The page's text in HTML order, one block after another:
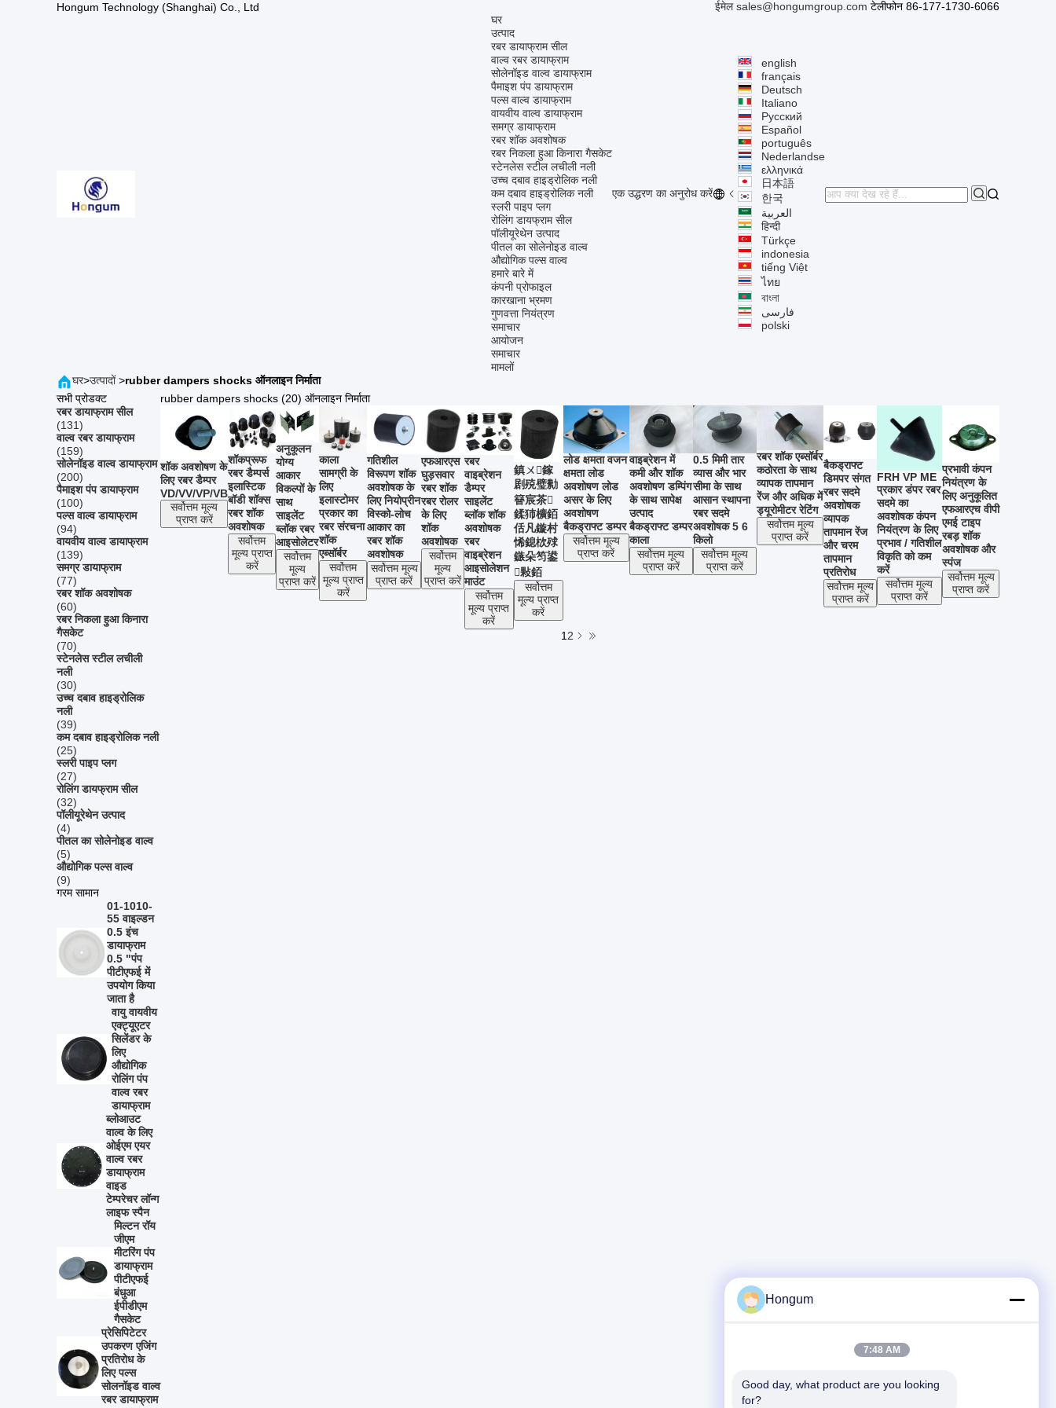
Hongum Technology (Shanghai) Co., Ltd ईमेल sales@hongumgroup.com टेलीफोन 86-177-1730-6066
घर
उत्पाद
रबर डायाफ्राम सील
वाल्व रबर डायाफ्राम
सोलेनॉइड वाल्व डायाफ्राम
पैमाइश पंप डायाफ्राम
पल्स वाल्व डायाफ्राम
वायवीय वाल्व डायाफ्राम
समग्र डायाफ्राम
रबर शॉक अवशोषक
रबर निकला हुआ किनारा गैसकेट
स्टेनलेस स्टील लचीली नली
उच्च दबाव हाइड्रोलिक नली
कम दबाव हाइड्रोलिक नली
स्लरी पाइप प्लग
रोलिंग डायफ्राम सील
पॉलीयूरेथेन उत्पाद
पीतल का सोलेनोइड वाल्व
औद्योगिक पल्स वाल्व
हमारे बारे में
कंपनी प्रोफाइल
कारखाना भ्रमण
गुणवत्ता नियंत्रण
समाचार
आयोजन
समाचार
मामलों
एक उद्धरण का अनुरोध करें
english
français
Deutsch
Italiano
Русский
Español
português
Nederlandse
ελληνικά
日本語
한국
العربية
हिन्दी
Türkçe
indonesia
tiếng Việt
ไทย
বাংলা
فارسی
polski
 
घर>उत्पादों >rubber dampers shocks ऑनलाइन निर्माता
सभी प्रोडक्ट
रबर डायाफ्राम सील
(131)
वाल्व रबर डायाफ्राम
(159)
सोलेनॉइड वाल्व डायाफ्राम
(200)
पैमाइश पंप डायाफ्राम
(100)
पल्स वाल्व डायाफ्राम
(94)
वायवीय वाल्व डायाफ्राम
(139)
समग्र डायाफ्राम
(77)
रबर शॉक अवशोषक
(60)
रबर निकला हुआ किनारा
गैसकेट
(70)
स्टेनलेस स्टील लचीली
नली
(30)
उच्च दबाव हाइड्रोलिक
नली
(39)
कम दबाव हाइड्रोलिक नली
(25)
स्लरी पाइप प्लग
(27)
रोलिंग डायफ्राम सील
(32)
पॉलीयूरेथेन उत्पाद
(4)
पीतल का सोलेनोइड वाल्व
(5)
औद्योगिक पल्स वाल्व
(9)
गरम सामान
01-1010-
55 वाइल्डन
0.5 इंच
डायाफ्राम
0.5 "पंप
पीटीएफई में
उपयोग किया
जाता है
वायु वायवीय
एक्ट्यूएटर
सिलेंडर के
लिए
औद्योगिक
रोलिंग पंप
वाल्व रबर
डायाफ्राम
ब्लोआउट
वाल्व के लिए
ओईएम एयर
वाल्व रबर
डायाफ्राम
वाइड
टेम्परेचर लॉन्ग
लाइफ स्पैन
मिल्टन रॉय
जीएम
मीटरिंग पंप
डायाफ्राम
पीटीएफई
बंधुआ
ईपीडीएम
गैसकेट
प्रेसिपिटेटर
उपकरण एजिंग
प्रतिरोध के
लिए पल्स
सोलनॉइड वाल्व
रबर डायाफ्राम
rubber dampers shocks (20)ऑनलाइन निर्माता
शॉक अवशोषण के
लिए रबर डैम्पर
VD/VV/VP/VB
सर्वोत्तम मूल्य
प्राप्त करें
शॉकप्रूफ
रबर डैम्पर्स
इलास्टिक
बॉडी शॉक्स
रबर शॉक
अवशोषक
सर्वोत्तम
मूल्य प्राप्त
करें
अनुकूलन
योग्य
आकार
विकल्पों के
साथ
साइलेंट
ब्लॉक रबर
आइसोलेटर
सर्वोत्तम
मूल्य
प्राप्त करें
काला
सामग्री के
लिए
इलास्टोमर
प्रकार का
रबर संरचना
शॉक
एब्सॉर्बर
सर्वोत्तम
मूल्य प्राप्त
करें
गतिशील
विरूपण शॉक
अवशोषक के
लिए नियोप्रीन
विस्को-लोच
आकार का
रबर शॉक
अवशोषक
सर्वोत्तम मूल्य
प्राप्त करें
एफआरएस
घुड़सवार
रबर शॉक
रबर रोलर
के लिए
शॉक
अवशोषक
सर्वोत्तम
मूल्य
प्राप्त करें
रबर
वाइब्रेशन
डैम्पर
साइलेंट
ब्लॉक शॉक
अवशोषक
रबर
वाइब्रेशन
आइसोलेशन
माउंट
सर्वोत्तम
मूल्य प्राप्त
करें
鎮ㄨ鎵
剧殑璧勬
簮宸茶
鍒犻櫎銆
佸凡鏇村
悕鎴栨殏
鏃朵笉鍙
敤銆
सर्वोत्तम
मूल्य प्राप्त
करें
लोड क्षमता वजन
क्षमता लोड
अवशोषण लोड
असर के लिए
अवशोषण
बैकड्राफ्ट डम्पर
सर्वोत्तम मूल्य
प्राप्त करें
वाइब्रेशन में
कमी और शॉक
अवशोषण डम्पिंग
के साथ सापेक्ष
उत्पाद
बैकड्राफ्ट डम्पर
काला
सर्वोत्तम मूल्य
प्राप्त करें
0.5 मिमी तार
व्यास और भार
सीमा के साथ
आसान स्थापना
रबर सदमे
अवशोषक 5 6
किलो
सर्वोत्तम मूल्य
प्राप्त करें
रबर शॉक एब्सॉर्बर
कठोरता के साथ
व्यापक तापमान
रेंज और अधिक में
ड्यूरोमीटर रेटिंग
सर्वोत्तम मूल्य
प्राप्त करें
बैकड्राफ्ट
डिमपर संगत
रबर सदमे
अवशोषक
व्यापक
तापमान रेंज
और चरम
तापमान
प्रतिरोध
सर्वोत्तम मूल्य
प्राप्त करें
FRH VP ME
प्रकार डंपर रबर
सदमे का
अवशोषक कंपन
नियंत्रण के लिए
प्रभाव / गतिशील
विकृति को कम
करें
सर्वोत्तम मूल्य
प्राप्त करें
प्रभावी कंपन
नियंत्रण के
लिए अनुकूलित
एफआरएच वीपी
एमई टाइप
रबड़ शॉक
अवशोषक और
स्पंज
सर्वोत्तम मूल्य
प्राप्त करें
1 2
Hongum
7:48 AM
Good day, what product are you looking
for?